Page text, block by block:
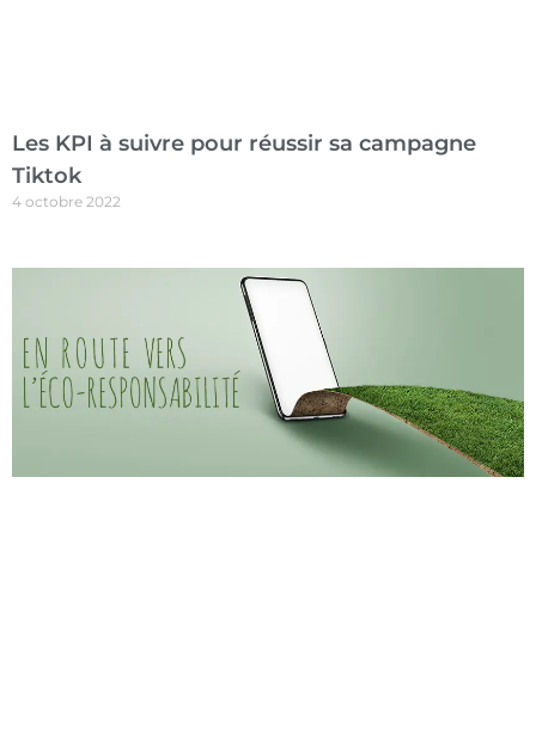
Les KPI à suivre pour réussir sa campagne
Tiktok
4 octobre 2022